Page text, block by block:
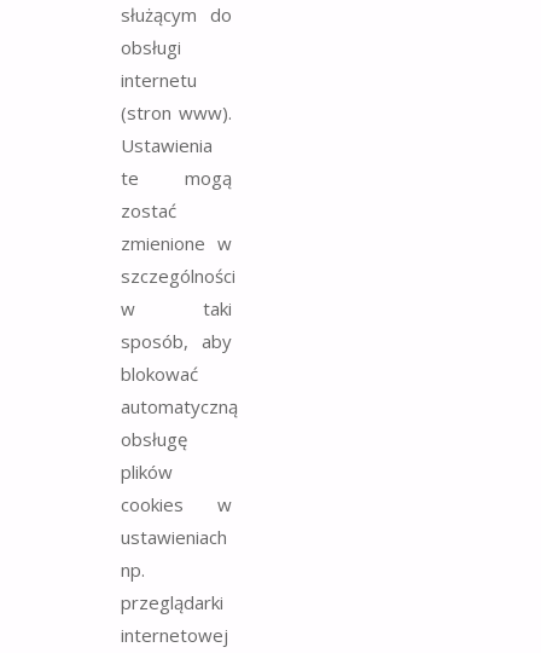
służącym do
obsługi
internetu
(stron www).
Ustawienia
te mogą
zostać
zmienione w
szczególności
w taki
sposób, aby
blokować
automatyczną
obsługę
plików
cookies w
ustawieniach
np.
przeglądarki
internetowej